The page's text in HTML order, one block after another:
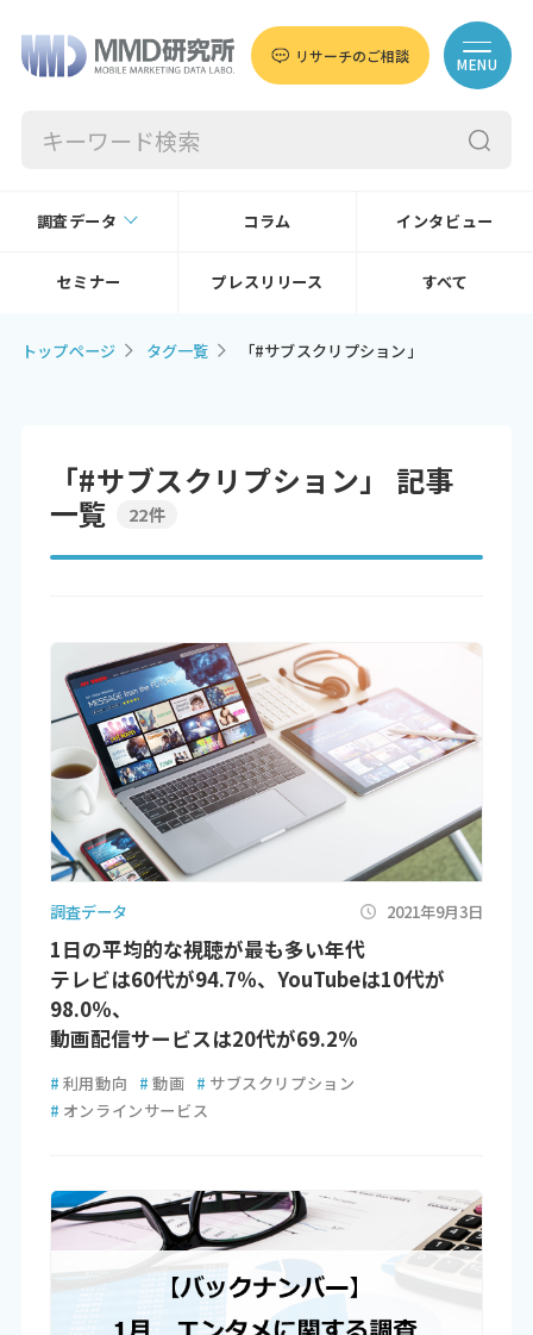
リサーチのご相談 MENU
調査データ コラム インタビュー
セミナー プレスリリース すべて
トップページ タグ一覧 「#サブスクリプション」
「#サブスクリプション」 記事
一覧
22件
調査データ 2021年9月3日
1日の平均的な視聴が最も多い年代
テレビは60代が94.7％、YouTubeは10代が
98.0％、
動画配信サービスは20代が69.2％
# 利用動向 # 動画 # サブスクリプション
# オンラインサービス